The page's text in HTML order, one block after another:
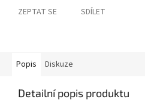
ZEPTAT SE SDÍLET
Popis Diskuze
Detailní popis produktu